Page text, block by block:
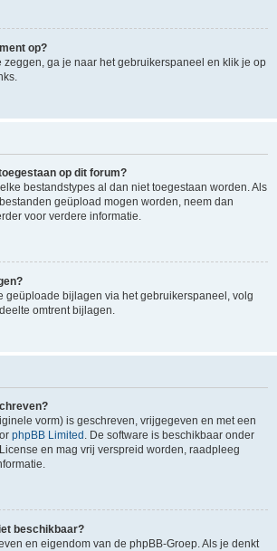
op?
zeggen, ga je naar het gebruikerspaneel en klik je op
op dit forum?
bestandstypes al dan niet toegestaan worden. Als
geüpload mogen worden, neem dan
voor verdere informatie.
geüploade bijlagen via het gebruikerspaneel, volg
omtrent bijlagen.
vorm) is geschreven, vrijgegeven en met een
phpBB Limited . De software is beschikbaar onder
en mag vrij verspreid worden, raadpleeg
beschikbaar?
en eigendom van de phpBB-Groep. Als je denkt